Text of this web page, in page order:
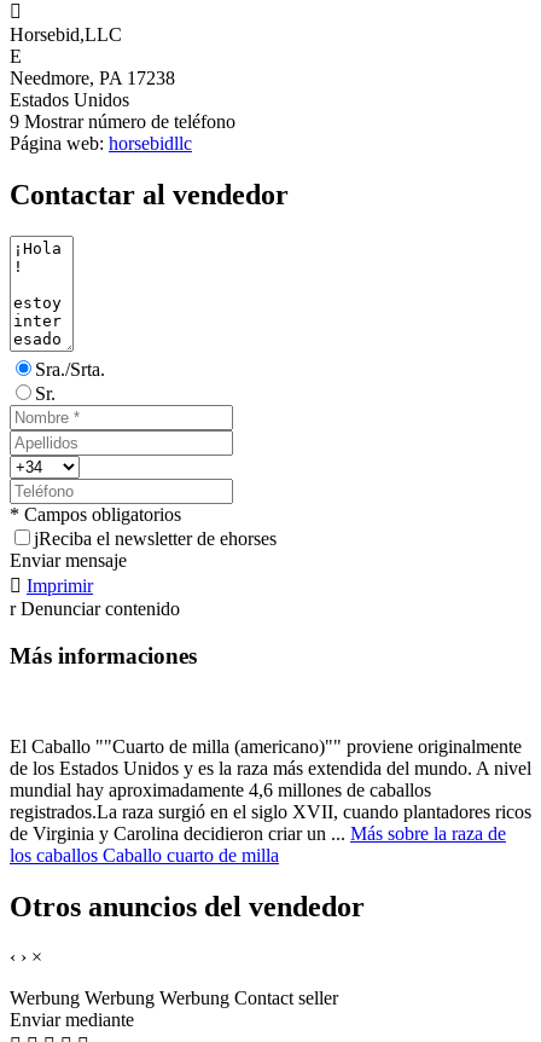

Horsebid,LLC
E
Needmore, PA 17238
Estados Unidos
9 Mostrar número de teléfono
Página web: horsebidllc
Contactar al vendedor
Sra./Srta.
Sr.
* Campos obligatorios
jReciba el newsletter de ehorses
Enviar mensaje
 Imprimir
r Denunciar contenido
Más informaciones
El Caballo ""Cuarto de milla (americano)"" proviene originalmente
de los Estados Unidos y es la raza más extendida del mundo. A nivel
mundial hay aproximadamente 4,6 millones de caballos
registrados.La raza surgió en el siglo XVII, cuando plantadores ricos
de Virginia y Carolina decidieron criar un ... Más sobre la raza de
los caballos Caballo cuarto de milla
Otros anuncios del vendedor
‹ › ×
Werbung Werbung Werbung Contact seller
Enviar mediante